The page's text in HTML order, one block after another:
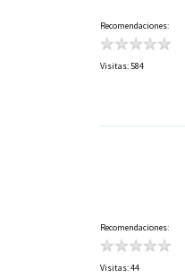
Recomendaciones:
Visitas: 584
Recomendaciones:
Visitas: 44